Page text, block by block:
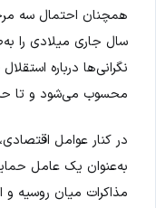
سال جاری میلادی را
نگرانی‌ها درباره
محسوب می‌شود و تا
در کنار عوامل
به‌عنوان یک عامل
مذاکرات میان روسیه و